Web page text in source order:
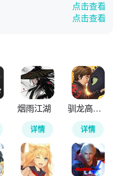
点击查看
点击查看
烟雨江湖
详情
驯龙高手旅程
详情